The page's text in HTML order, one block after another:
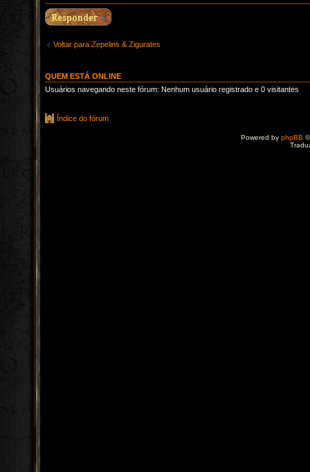
Voltar para Zepelins & Zigurates
QUEM ESTÁ ONLINE
Usuários navegando neste fórum: Nenhum usuário registrado e 0 visitantes
Índice do fórum
Powered by phpBB